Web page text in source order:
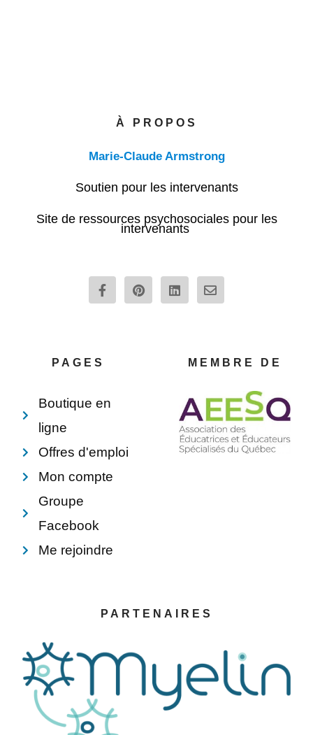
À PROPOS
Marie-Claude Armstrong
Soutien pour les intervenants
Site de ressources psychosociales pour les
intervenants
F
a
c
P
i
n
L
i
n
E
n
v
p
e
PAGES
Boutique en
ligne
Offres d'emploi
Mon compte
Groupe
Facebook
Me rejoindre
MEMBRE DE
PARTENAIRES